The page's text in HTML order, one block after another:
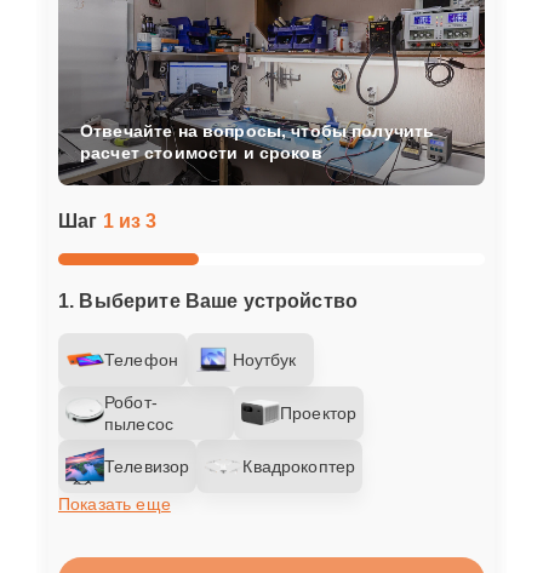
Шаг 1 из 3
1. Выберите Ваше устройство
Телефон Ноутбук
Робот-
пылесос
Проектор
Телевизор
Квадрокоптер
Показать еще
Отвечайте на вопросы, чтобы получить
расчет стоимости и сроков